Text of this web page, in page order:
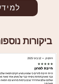
ביקורות